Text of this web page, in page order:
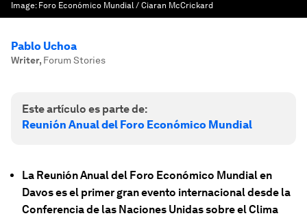
Image: Foro Económico Mundial / Ciaran McCrickard
Pablo Uchoa
Writer, Forum Stories
Este artículo es parte de:
Reunión Anual del Foro Económico Mundial
La Reunión Anual del Foro Económico Mundial en
Davos es el primer gran evento internacional desde la
Conferencia de las Naciones Unidas sobre el Clima